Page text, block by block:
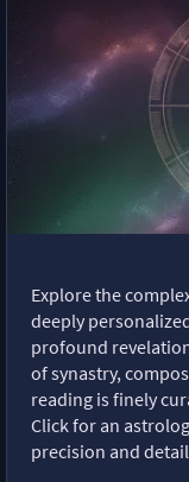
Explore the
deeply
profound
of synastry,
reading is finely
Click for an
precision and